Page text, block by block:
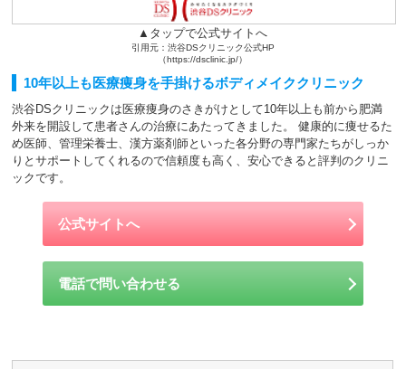
▲タップで公式サイトへ
引用元：渋谷DSクリニック公式HP
（https://dsclinic.jp/）
10年以上も医療痩身を手掛けるボディメイククリニック
渋谷DSクリニックは医療痩身のさきがけとして10年以上も前から肥満
外来を開設して患者さんの治療にあたってきました。 健康的に痩せるた
め医師、管理栄養士、漢方薬剤師といった各分野の専門家たちがしっか
りとサポートしてくれるので信頼度も高く、安心できると評判のクリニ
ックです。
公式サイトへ
電話で問い合わせる